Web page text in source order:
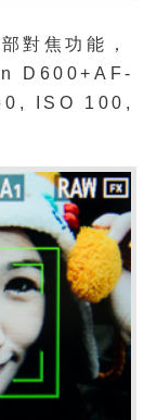
對焦功能，
D600+AF-
ISO 100,